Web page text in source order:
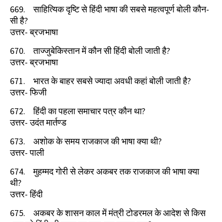
669.
साहित्यिक दृष्टि से हिंदी भाषा की सबसे महत्वपूर्ण बोली कौन-
सी है?
उत्तर- ब्रजभाषा
670.
ताज्जुबेकिस्तान में कौन सी हिंदी बोली जाती है?
उत्तर- ब्रजभाषा
671.
भारत के बाहर सबसे ज्यादा अवधी कहां बोली जाती है?
उत्तर- फिजी
672.
हिंदी का पहला समाचार पत्र कौन था?
उत्तर- उदंत मार्तण्ड
673.
अशोक के समय राजकाज की भाषा क्या थी?
उत्तर- पाली
674.
मुहम्मद गोरी से लेकर अकबर तक राजकाज की भाषा क्या
थी?
उत्तर- हिंदी
675.
अकबर के शासन काल में मंत्री टोडरमल के आदेश से किस